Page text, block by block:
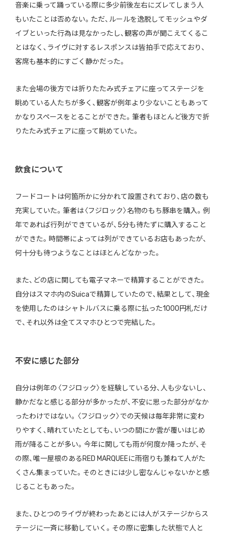
音楽に乗って踊っている際に多少前後左右にズレてしまう人
もいたことは否めない。ただ、ルールを逸脱してモッシュやダ
イブといった行為は見なかったし、観客の声が聞こえてくるこ
とはなく、ライヴに対するレスポンスは皆拍手で応えており、
客席も基本的にすごく静かだった。
また会場の後方では折りたたみ式チェアに座ってステージを
眺めている人たちが多く、観客が例年より少ないこともあって
かなりスペースをとることができた。筆者もほとんど後方で折
りたたみ式チェアに座って眺めていた。
飲食について
フードコートは何箇所かに分かれて設置されており、店の数も
充実していた。筆者は〈フジロック〉名物のもち豚串を購入。例
年であれば行列ができているが、5分も待たずに購入すること
ができた。時間帯によっては列ができているお店もあったが、
何十分も待つようなことはほとんどなかった。
また、どの店に関しても電子マネーで精算することができた。
自分はスマホ内のSuicaで精算していたので、結果として、現金
を使用したのはシャトルバスに乗る際に払った1000円札だけ
で、それ以外は全てスマホひとつで完結した。
不安に感じた部分
自分は例年の〈フジロック〉を経験している分、人も少ないし、
静かだなと感じる部分が多かったが、不安に思った部分がなか
ったわけではない。〈フジロック〉での天候は毎年非常に変わ
りやすく、晴れていたとしても、いつの間にか雲が覆いはじめ
雨が降ることが多い。今年に関しても雨が何度か降ったが、そ
の際、唯一屋根のあるRED MARQUEEに雨宿りも兼ねて人がた
くさん集まっていた。そのときには少し密なんじゃないかと感
じることもあった。
また、ひとつのライヴが終わったあとには人がステージからス
テージに一斉に移動していく。その際に密集した状態で人と